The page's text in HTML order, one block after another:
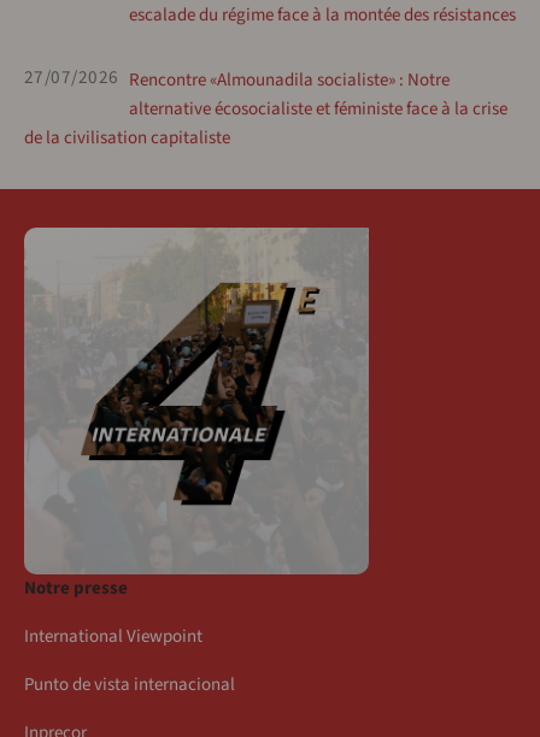
escalade du régime face à la montée des résistances
27/07/2026 Rencontre «Almounadila socialiste» : Notre
alternative écosocialiste et féministe face à la crise
de la civilisation capitaliste
Notre presse
International Viewpoint
Punto de vista internacional